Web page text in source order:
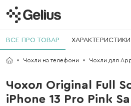
ВСЕ ПРО ТОВАР ХАРАКТЕРИСТИКИ
Чохли на телефони Чохли для
Чохол Original Full
iPhone 13 Pro Pink